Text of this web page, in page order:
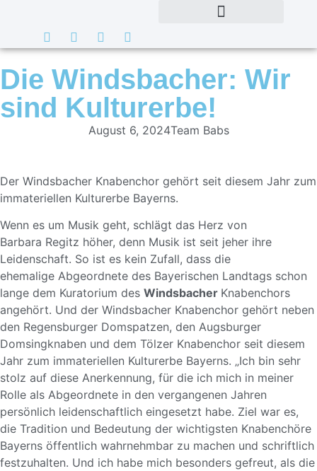
Die Windsbacher: Wir
sind Kulturerbe!
August 6, 2024Team Babs
Der Windsbacher Knabenchor gehört seit diesem Jahr zum
immateriellen Kulturerbe Bayerns.
Wenn es um Musik geht, schlägt das Herz von
Barbara Regitz höher, denn Musik ist seit jeher ihre
Leidenschaft. So ist es kein Zufall, dass die
ehemalige Abgeordnete des Bayerischen Landtags schon
lange dem Kuratorium des Windsbacher Knabenchors
angehört. Und der Windsbacher Knabenchor gehört neben
den Regensburger Domspatzen, den Augsburger
Domsingknaben und dem Tölzer Knabenchor seit diesem
Jahr zum immateriellen Kulturerbe Bayerns. „Ich bin sehr
stolz auf diese Anerkennung, für die ich mich in meiner
Rolle als Abgeordnete in den vergangenen Jahren
persönlich leidenschaftlich eingesetzt habe. Ziel war es,
die Tradition und Bedeutung der wichtigsten Knabenchöre
Bayerns öffentlich wahrnehmbar zu machen und schriftlich
festzuhalten. Und ich habe mich besonders gefreut, als die